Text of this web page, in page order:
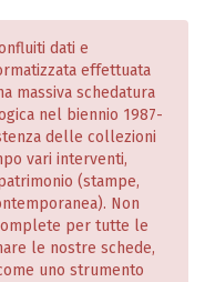
dati e
effettuata
massiva schedatura
nel biennio 1987-
delle collezioni
vari interventi,
(stampe,
Non
per tutte le
le nostre schede,
uno strumento